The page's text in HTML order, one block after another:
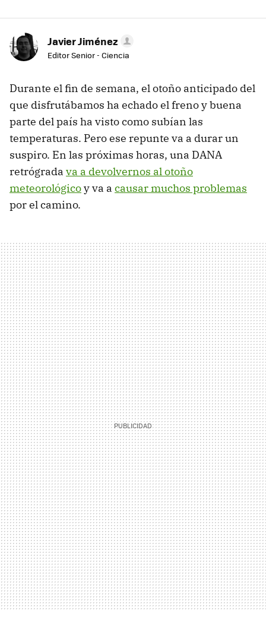
Javier Jiménez
Editor Senior - Ciencia
Durante el fin de semana, el otoño anticipado del
que disfrutábamos ha echado el freno y buena
parte del país ha visto como subían las
temperaturas. Pero ese repunte va a durar un
suspiro. En las próximas horas, una DANA
retrógrada va a devolvernos al otoño
meteorológicoy va a causar muchos problemas
por el camino.